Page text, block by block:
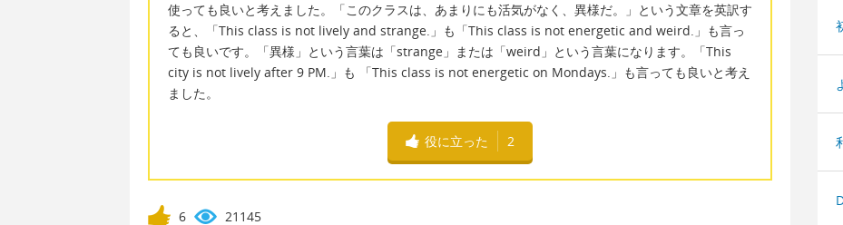
使っても良いと考えました。「このクラスは、あまりにも活気がなく、異様だ。」という文章を英訳す
ると、「This class is not lively and strange.」も「This class is not energetic and weird.」も言っ
ても良いです。「異様」という言葉は「strange」または「weird」という言葉になります。「This
city is not lively after 9 PM.」も 「This class is not energetic on Mondays.」も言っても良いと考え
ました。
役に立った 2
6 21145